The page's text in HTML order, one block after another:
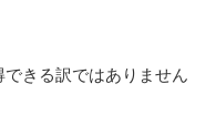
きる訳ではありません